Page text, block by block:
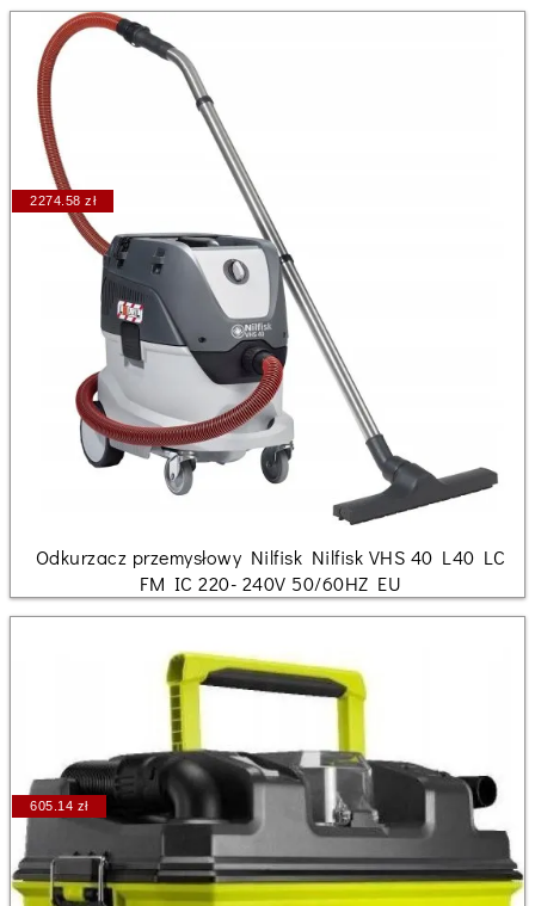
2274.58 zł
Odkurzacz przemysłowy Nilfisk Nilfisk VHS 40 L40 LC
FM IC 220- 240V 50/60HZ EU
605.14 zł